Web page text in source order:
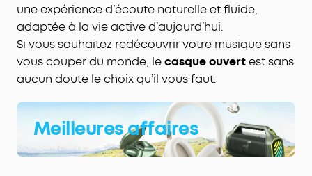
une expérience d’écoute naturelle et fluide,
adaptée à la vie active d’aujourd’hui.
Si vous souhaitez redécouvrir votre musique sans
vous couper du monde, lecasque ouvertest sans
aucun doute le choix qu’il vous faut.
Meilleures affaires